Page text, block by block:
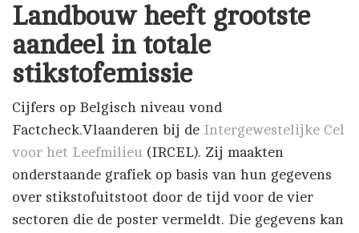
Landbouw heeft grootste
aandeel in totale
stikstofemissie
Cijfers op Belgisch niveau vond
Factcheck.Vlaanderen bij de Intergewestelijke Cel
voor het Leefmilieu (IRCEL). Zij maakten
onderstaande grafiek op basis van hun gegevens
over stikstofuitstoot door de tijd voor de vier
sectoren die de poster vermeldt. Die gegevens kan